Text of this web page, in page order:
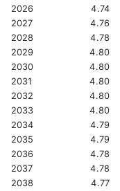
2026
4.74
2027
4.76
2028
4.78
2029
4.80
2030
4.80
2031
4.80
2032
4.80
2033
4.80
2034
4.79
2035
4.79
2036
4.78
2037
4.78
2038
4.77